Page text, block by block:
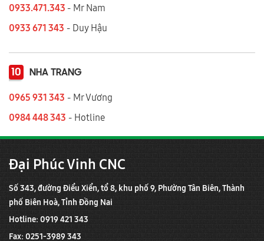
0933.471.343 - Mr Nam
0933 671 343 - Duy Hậu
10 NHA TRANG
0965 931 343 - Mr Vương
0984 448 343 - Hotline
Đại Phúc Vinh CNC
Số 343, đường Điểu Xiển, tổ 8, khu phố 9, Phường Tân Biên, Thành
phố Biên Hoà, Tỉnh Đồng Nai
Hotline: 0919 421 343
Fax: 0251-3989 343